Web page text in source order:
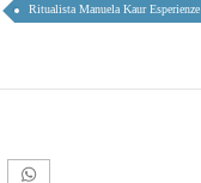
Ritualista Manuela Kaur Esperienze